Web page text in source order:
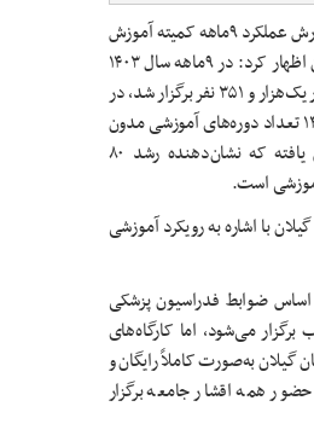
دکتر محمد صادقی در تشریح گزارش عملکرد ۹ماهه کمیته آموزش
هیأت پزشکی ورزشی استان گیلان اظهار کرد: در ۹ماهه سال ۱۴۰۳
مجموعاً ۱۵ دوره آموزشی با حضور یک‌هزار و ۳۵۱ نفر برگزار شد، در
حالی که در مدت مشابه سال ۱۴۰۴ تعداد دوره‌های آموزشی مدون
و غیرمدون به ۲۷ دوره افزایش یافته که نشان‌دهنده رشد ۸۰
است.
با اشاره به رویکرد آموزشی
اساس ضوابط فدراسیون پزشکی
می‌شود، اما کارگاه‌های
به‌صورت کاملاً رایگان و
همه اقشار جامعه برگزار